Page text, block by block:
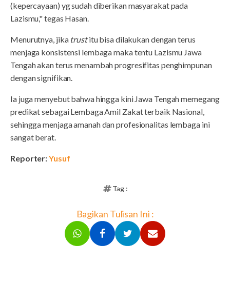
(kepercayaan) yg sudah diberikan masyarakat pada
Lazismu," tegas Hasan.
Menurutnya, jika trustitu bisa dilakukan dengan terus
menjaga konsistensi lembaga maka tentu Lazismu Jawa
Tengah akan terus menambah progresifitas penghimpunan
dengan signifikan.
Ia juga menyebut bahwa hingga kini Jawa Tengah memegang
predikat sebagai Lembaga Amil Zakat terbaik Nasional,
sehingga menjaga amanah dan profesionalitas lembaga ini
sangat berat.
Reporter:Yusuf
Tag :
Bagikan Tulisan Ini :